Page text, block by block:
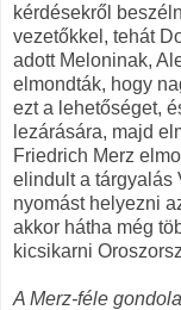
kérdésekről
vezetőkkel, tehát
adott Meloninak,
elmondták, hogy
ezt a lehetőséget,
lezárására, majd
Friedrich Merz
elindult a tárgyalás
nyomást helyezni
akkor hátha még
kicsikarni
A Merz-féle